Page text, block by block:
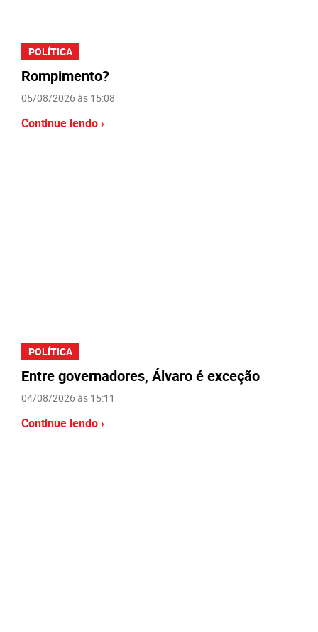
POLÍTICA
Rompimento?
05/08/2026 às 15:08
Continue lendo ›
POLÍTICA
Entre governadores, Álvaro é exceção
04/08/2026 às 15:11
Continue lendo ›